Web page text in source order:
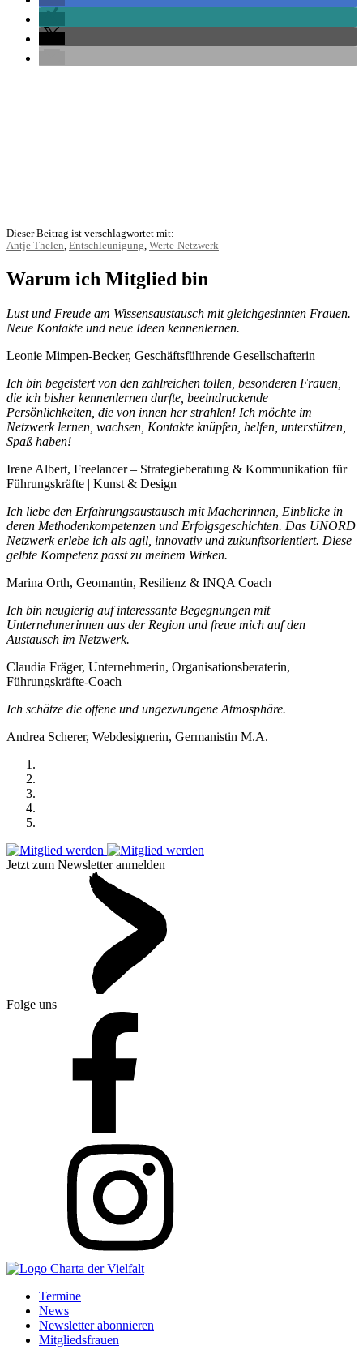
Dieser Beitrag ist verschlagwortet mit:
Antje Thelen, Entschleunigung, Werte-Netzwerk
Warum ich Mitglied bin
Lust und Freude am Wissensaustausch mit gleichgesinnten Frauen.
Neue Kontakte und neue Ideen kennenlernen.
Leonie Mimpen-Becker, Geschäftsführende Gesellschafterin
Ich bin begeistert von den zahlreichen tollen, besonderen Frauen,
die ich bisher kennenlernen durfte, beeindruckende
Persönlichkeiten, die von innen her strahlen! Ich möchte im
Netzwerk lernen, wachsen, Kontakte knüpfen, helfen, unterstützen,
Spaß haben!
Irene Albert, Freelancer – Strategieberatung & Kommunikation für
Führungskräfte | Kunst & Design
Ich liebe den Erfahrungsaustausch mit Macherinnen, Einblicke in
deren Methodenkompetenzen und Erfolgsgeschichten. Das UNORD
Netzwerk erlebe ich als agil, innovativ und zukunftsorientiert. Diese
gelbte Kompetenz passt zu meinem Wirken.
Marina Orth, Geomantin, Resilienz & INQA Coach
Ich bin neugierig auf interessante Begegnungen mit
Unternehmerinnen aus der Region und freue mich auf den
Austausch im Netzwerk.
Claudia Fräger, Unternehmerin, Organisationsberaterin,
Führungskräfte-Coach
Ich schätze die offene und ungezwungene Atmosphäre.
Andrea Scherer, Webdesignerin, Germanistin M.A.
Jetzt zum Newsletter anmelden
Folge uns
Termine
News
Newsletter abonnieren
Mitgliedsfrauen